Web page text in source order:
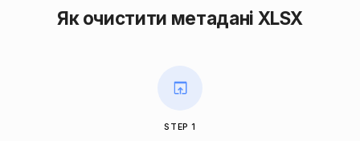
Як очистити метадані XLSX
STEP 1